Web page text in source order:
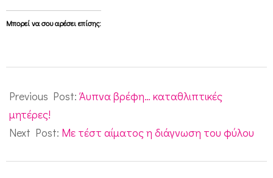
ο
Μπορεί να σου αρέσει επίσης:
01-
19
Previous Post: Άυπνα βρέφη… καταθλιπτικές
μητέρες!
Next Post: Με τέστ αίματος η διάγνωση του φύλου